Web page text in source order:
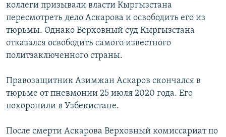
коллеги призывали власти Кыргызстана
пересмотреть дело Аскарова и освободить его из
тюрьмы. Однако Верховный суд Кыргызстана
отказался освободить самого известного
политзаключенного страны.
Правозащитник Азимжан Аскаров скончался в
тюрьме от пневмонии 25 июля 2020 года. Его
похоронили в Узбекистане.
После смерти Аскарова Верховный комиссариат по